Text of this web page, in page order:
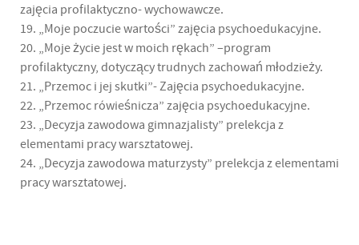
zajęcia profilaktyczno- wychowawcze.
19. „Moje poczucie wartości” zajęcia psychoedukacyjne.
20. „Moje życie jest w moich rękach” –program
profilaktyczny, dotyczący trudnych zachowań młodzieży.
21. „Przemoc i jej skutki”- Zajęcia psychoedukacyjne.
22. „Przemoc rówieśnicza” zajęcia psychoedukacyjne.
23. „Decyzja zawodowa gimnazjalisty” prelekcja z
elementami pracy warsztatowej.
24. „Decyzja zawodowa maturzysty” prelekcja z elementami
pracy warsztatowej.